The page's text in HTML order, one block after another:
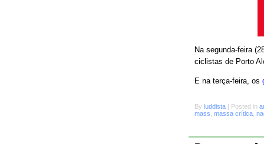
Na segunda-feira
ciclistas de Porto
E na terça-feira, os
By luddista | Posted in
mass massa crítica